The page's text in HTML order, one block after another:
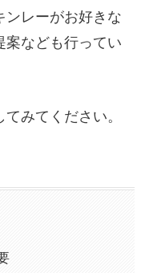
ンレーがお好きな
案なども行ってい
みてください。